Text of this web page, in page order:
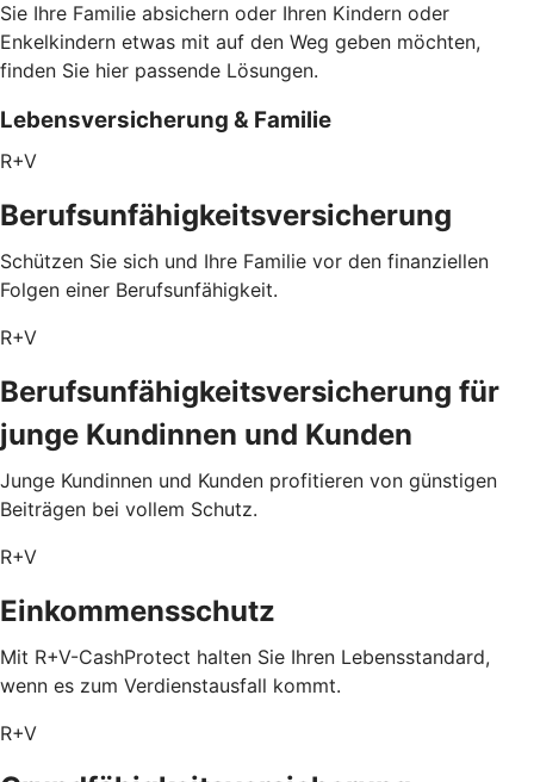
Sie Ihre Familie absichern oder Ihren Kindern oder
Enkelkindern etwas mit auf den Weg geben möchten,
finden Sie hier passende Lösungen.
Lebensversicherung & Familie
R+V
Berufsunfähigkeitsversicherung
Schützen Sie sich und Ihre Familie vor den finanziellen
Folgen einer Berufsunfähigkeit.
R+V
Berufsunfähigkeitsversicherung für
junge Kundinnen und Kunden
Junge Kundinnen und Kunden profitieren von günstigen
Beiträgen bei vollem Schutz.
R+V
Einkommensschutz
Mit R+V-CashProtect halten Sie Ihren Lebensstandard,
wenn es zum Verdienstausfall kommt.
R+V